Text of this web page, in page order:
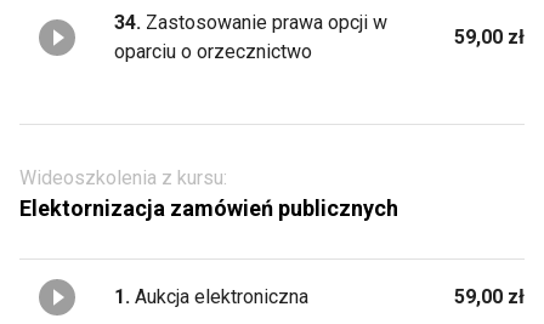
34. Zastosowanie prawa opcji w
oparciu o orzecznictwo
59,00 zł
Wideoszkolenia z kursu:
Elektornizacja zamówień publicznych
1. Aukcja elektroniczna 59,00 zł